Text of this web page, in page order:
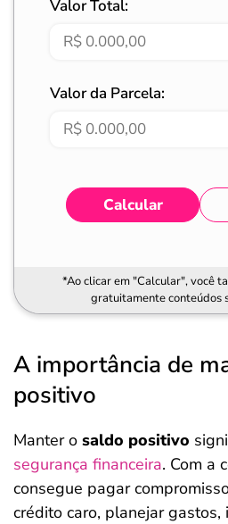
Valor Total:
Valor da Parcela:
Calcular
*Ao clicar em "Calcular", você
gratuitamente conteúdos
A importância de
positivo
Manter o saldo positivo
segurança financeira. Com a
consegue pagar
crédito caro, planejar